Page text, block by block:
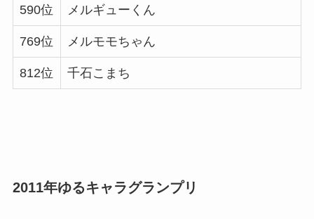
590位 メルギューくん
769位 メルモモちゃん
812位 千石こまち
2011年ゆるキャラグランプリ